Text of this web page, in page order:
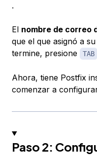
.
El nombre de correo
que el que asignó a
termine, presione
TAB
Ahora, tiene Postfix
comenzar a
Paso 2: